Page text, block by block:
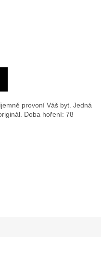
provoní Váš byt. Jedná
Doba hoření: 78